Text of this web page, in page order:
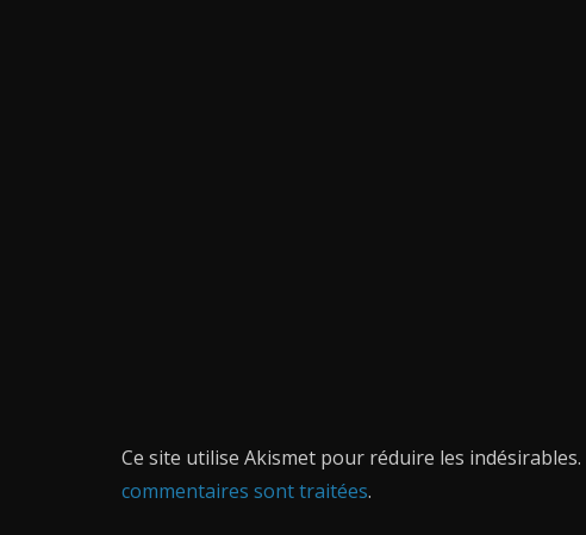
Ce site utilise Akismet pour réduire les indésirables.
commentaires sont traitées.